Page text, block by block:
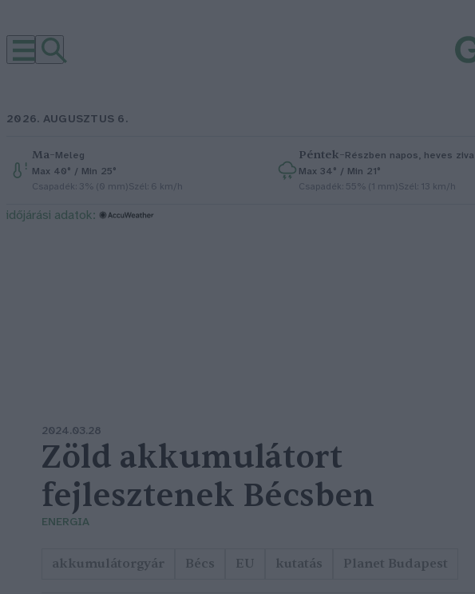
2026. AUGUSZTUS 6.
Ma–Meleg
Max 40° / Min 25°
Csapadék: 3% (0 mm)Szél: 6 km/h
Péntek–Részben napos, heves
Max 34° / Min 21°
Csapadék: 55% (1 mm)Szél: 13 km/h
időjárási adatok:
2024.03.28
Zöld akkumulátort
fejlesztenek Bécsben
ENERGIA
akkumulátorgyár Bécs EU kutatás Planet Budapest